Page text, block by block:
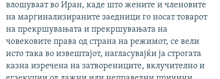
влошуваат во Иран, каде што жените и членовите
на маргинализираните заедници го носат товарот
на прекршувањата и прекршувањата на
човековите права од страна на режимот, се вели
исто така во извештајот, нагласувајќи ја строгата
казна изречена на затворениците, вклучително и